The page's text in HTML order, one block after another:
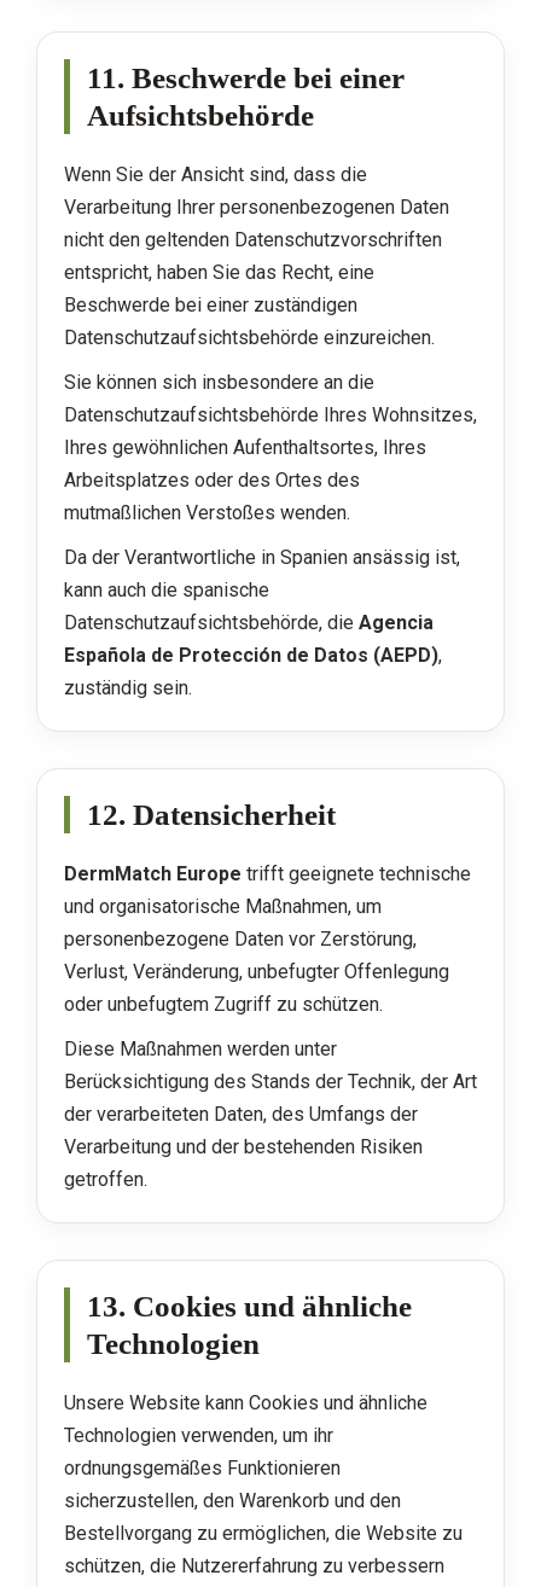
11. Beschwerde bei einer
Aufsichtsbehörde
Wenn Sie der Ansicht sind, dass die
Verarbeitung Ihrer personenbezogenen Daten
nicht den geltenden Datenschutzvorschriften
entspricht, haben Sie das Recht, eine
Beschwerde bei einer zuständigen
Datenschutzaufsichtsbehörde einzureichen.
Sie können sich insbesondere an die
Datenschutzaufsichtsbehörde Ihres Wohnsitzes,
Ihres gewöhnlichen Aufenthaltsortes, Ihres
Arbeitsplatzes oder des Ortes des
mutmaßlichen Verstoßes wenden.
Da der Verantwortliche in Spanien ansässig ist,
kann auch die spanische
Datenschutzaufsichtsbehörde, die Agencia
Española de Protección de Datos (AEPD),
zuständig sein.
12. Datensicherheit
DermMatch Europe trifft geeignete technische
und organisatorische Maßnahmen, um
personenbezogene Daten vor Zerstörung,
Verlust, Veränderung, unbefugter Offenlegung
oder unbefugtem Zugriff zu schützen.
Diese Maßnahmen werden unter
Berücksichtigung des Stands der Technik, der Art
der verarbeiteten Daten, des Umfangs der
Verarbeitung und der bestehenden Risiken
getroffen.
13. Cookies und ähnliche
Technologien
Unsere Website kann Cookies und ähnliche
Technologien verwenden, um ihr
ordnungsgemäßes Funktionieren
sicherzustellen, den Warenkorb und den
Bestellvorgang zu ermöglichen, die Website zu
schützen, die Nutzererfahrung zu verbessern